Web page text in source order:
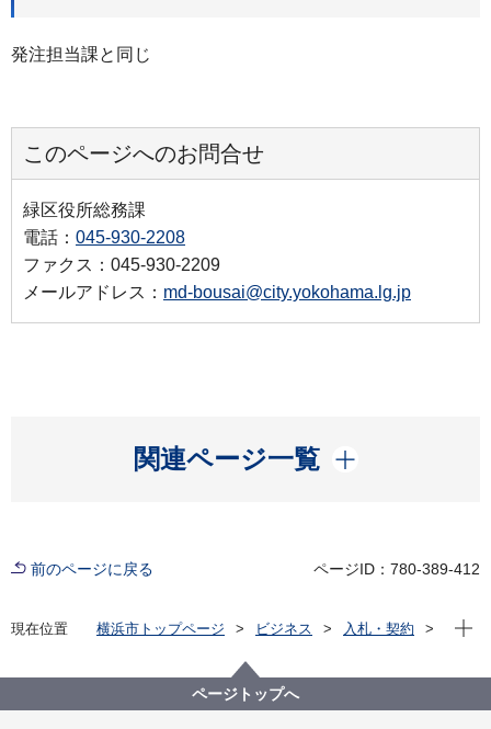
発注担当課と同じ
このページへのお問合せ
緑区役所総務課
電話： 045-930-2208
ファクス：045-930-2209
メールアドレス： md-bousai@city.yokohama.lg.jp
関連ページ一覧
開く
前のページに戻る ページID：780-389-412
現在位置 横浜市トップページ ビジネス
入札・契約
防災スピーカー専用支柱設置業務委託
現在
ページトップへ